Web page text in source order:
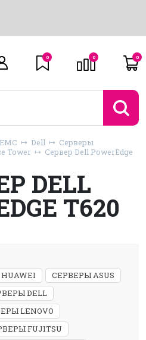
0 0 0
Dell
Серверы
Tower
Сервер Dell PowerEdge
DELL
T620
СЕРВЕРЫ ASUS
DELL
LENOVO
FUJITSU